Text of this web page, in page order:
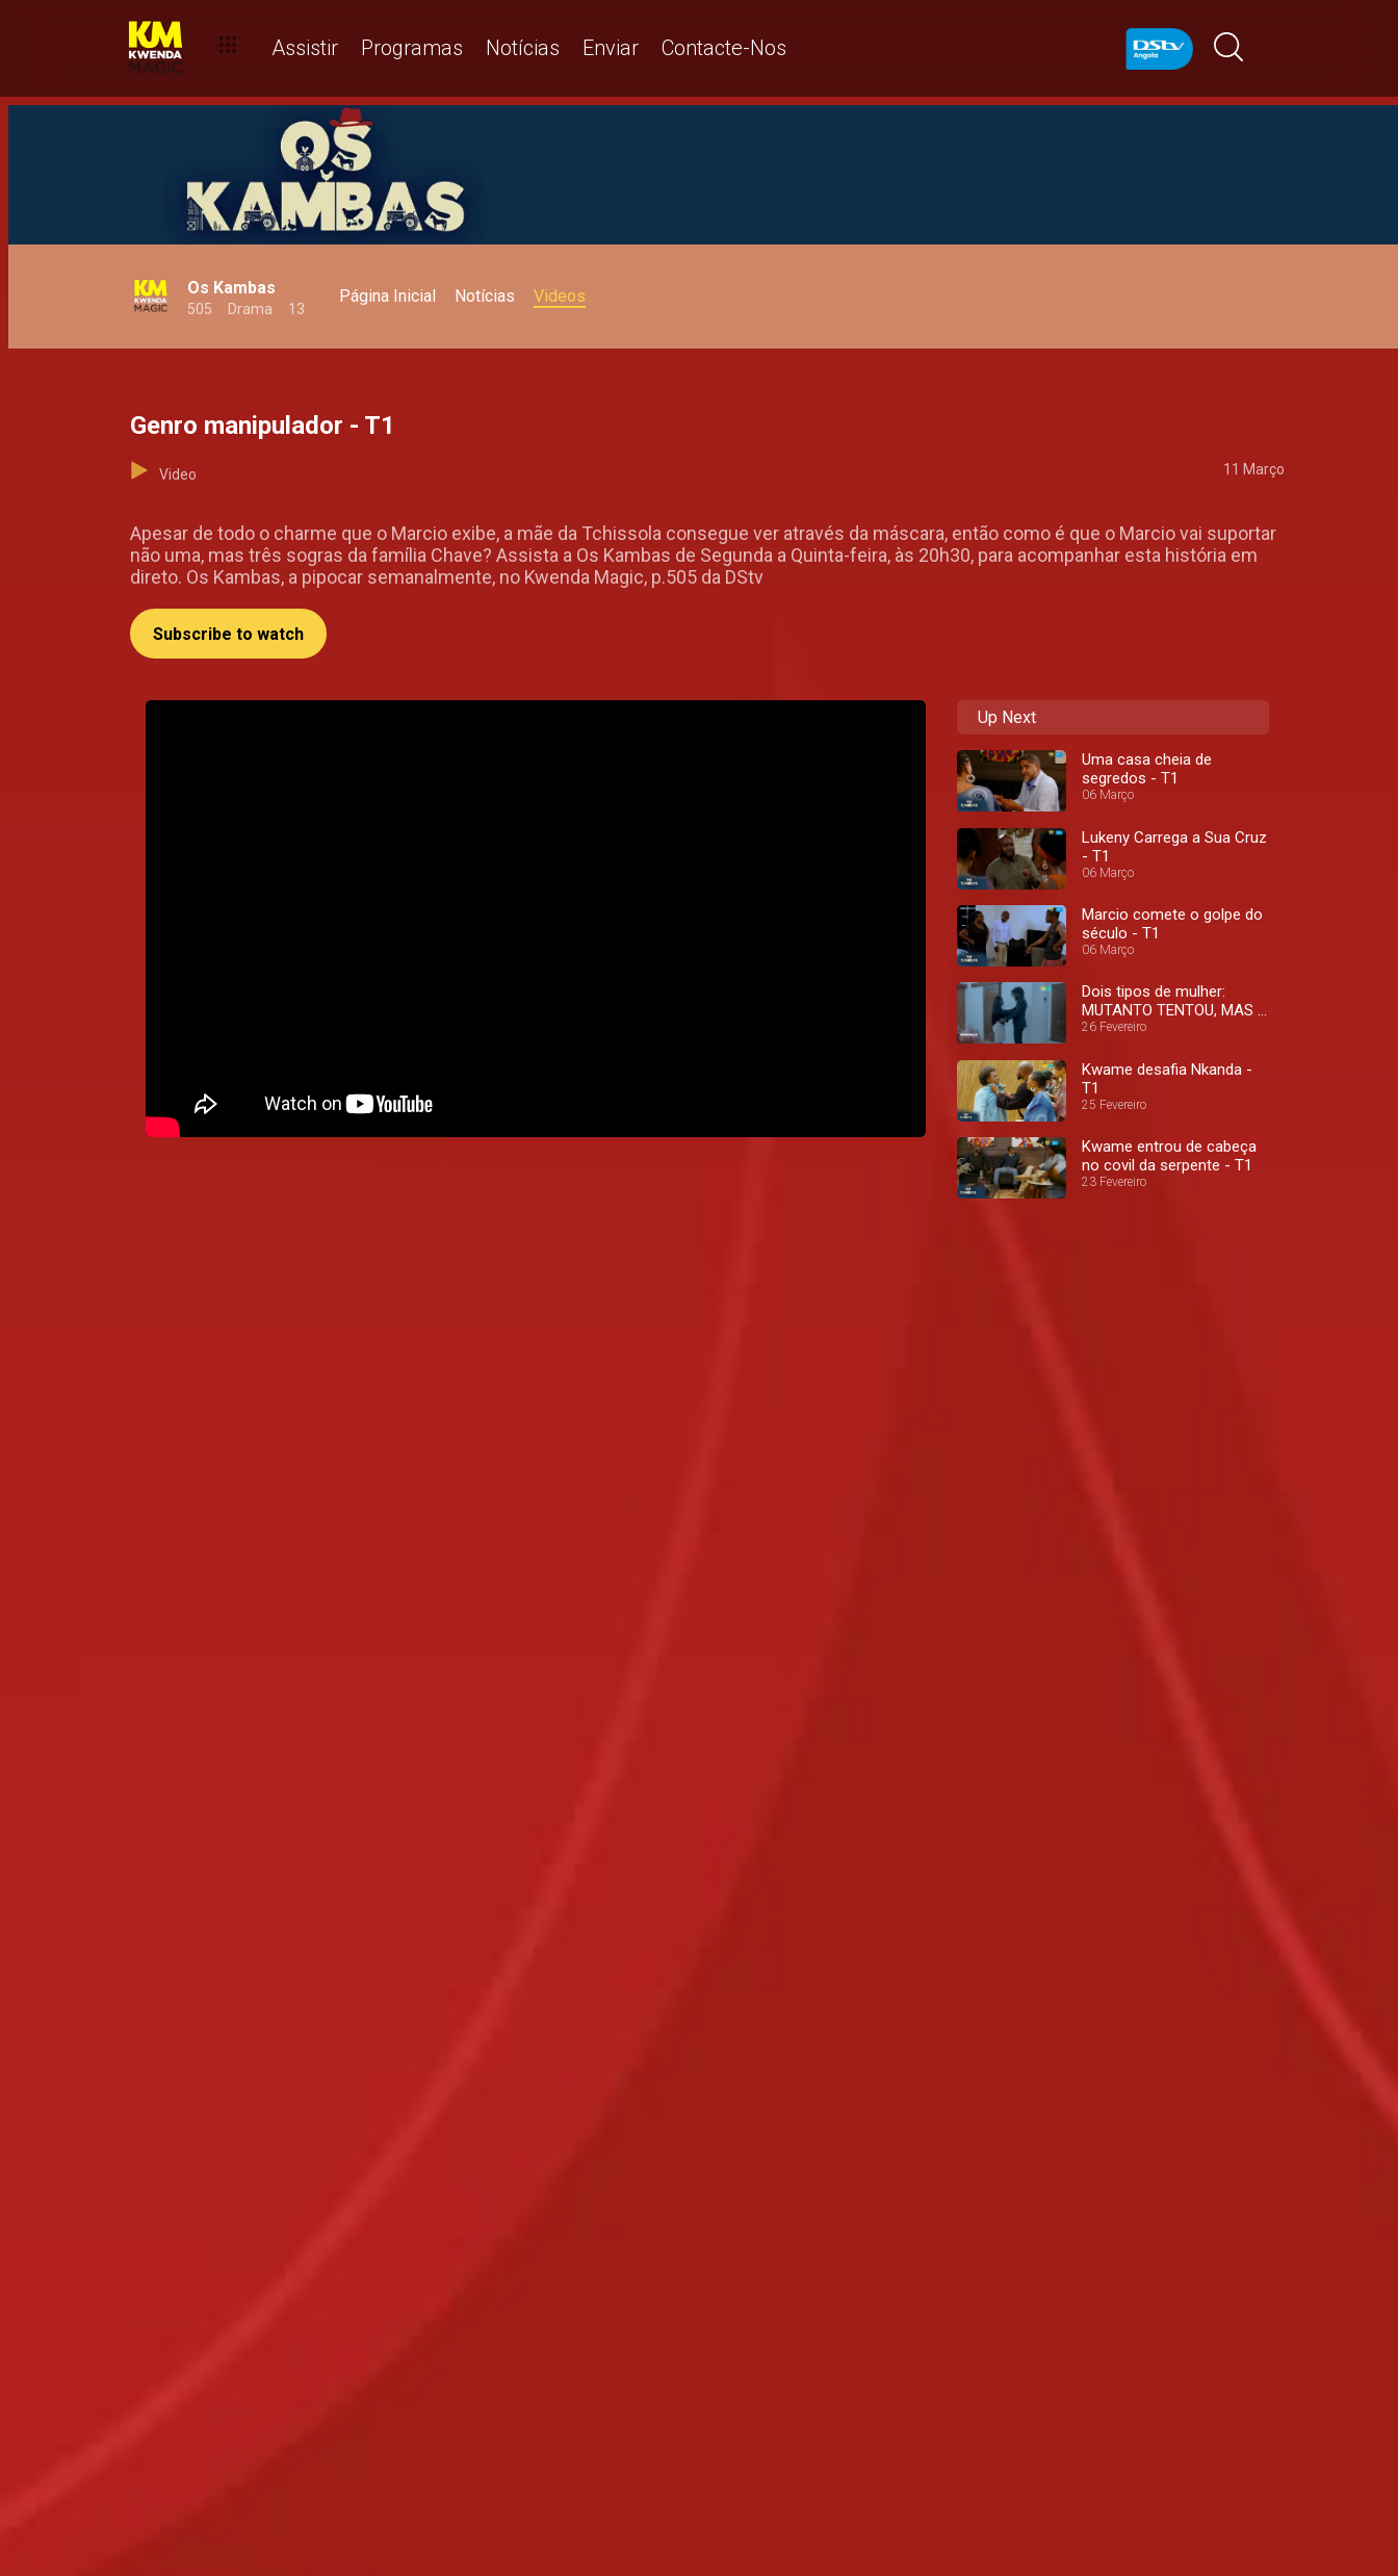
Assistir Programas Notícias Enviar Contacte-Nos
Os Kambas
505 Drama 13
Página Inicial Notícias Videos
Genro manipulador - T1
Video 11 Março
Apesar de todo o charme que o Marcio exibe, a mãe da Tchissola consegue ver através da máscara, então como é que o Marcio vai suportar
não uma, mas três sogras da família Chave? Assista a Os Kambas de Segunda a Quinta-feira, às 20h30, para acompanhar esta história em
direto. Os Kambas, a pipocar semanalmente, no Kwenda Magic, p.505 da DStv
Subscribe to watch
Up Next
Uma casa cheia de
segredos - T1
06 Março
Lukeny Carrega a Sua Cruz
- T1
06 Março
Marcio comete o golpe do
século - T1
06 Março
Dois tipos de mulher:
MUTANTO TENTOU, MAS A
EVA É MACACA VELHA! -
26 Fevereiro
Kwame desafia Nkanda -
T1
25 Fevereiro
Kwame entrou de cabeça
no covil da serpente - T1
23 Fevereiro